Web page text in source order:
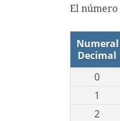
El número
Numeral
Decimal
0
1
2